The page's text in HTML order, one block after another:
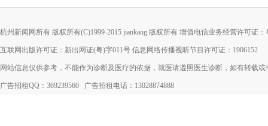
杭州新闻网所有 版权所有(C)1999-2015 jiankang 版权所有 增值电信业务经营许可证：
互联网出版许可证：新出网证(粤)字011号 信息网络传播视听节目许可证：1906152
网站信息仅供参考，不能作为诊断及医疗的依据，就医请遵照医生诊断，如有转载
广告招租QQ：369239560 广告招租电话：13028874888